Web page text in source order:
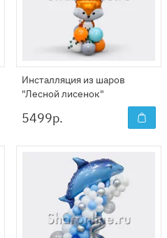
Инсталляция из шаров
"Лесной лисенок"
5499р.